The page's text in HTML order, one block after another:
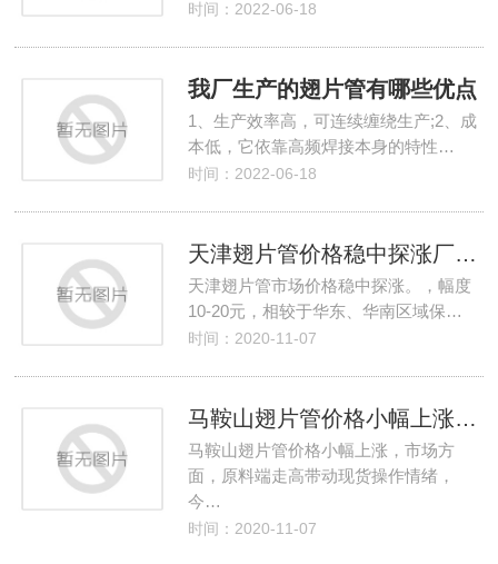
时间：2022-06-18
我厂生产的翅片管有哪些优点
1、生产效率高，可连续缠绕生产;2、成
本低，它依靠高频焊接本身的特性…
时间：2022-06-18
天津翅片管价格稳中探涨厂家供应整体偏少
天津翅片管市场价格稳中探涨。，幅度
10-20元，相较于华东、华南区域保…
时间：2020-11-07
马鞍山翅片管价格小幅上涨厂家生产盈利有所回升
马鞍山翅片管价格小幅上涨，市场方
面，原料端走高带动现货操作情绪，
今…
时间：2020-11-07